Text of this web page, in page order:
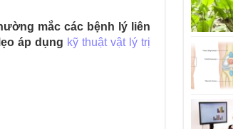
mắc các bệnh lý liên
áp dụng kỹ thuật vật lý trị